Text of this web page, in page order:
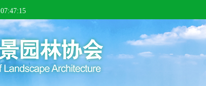
07:47:16